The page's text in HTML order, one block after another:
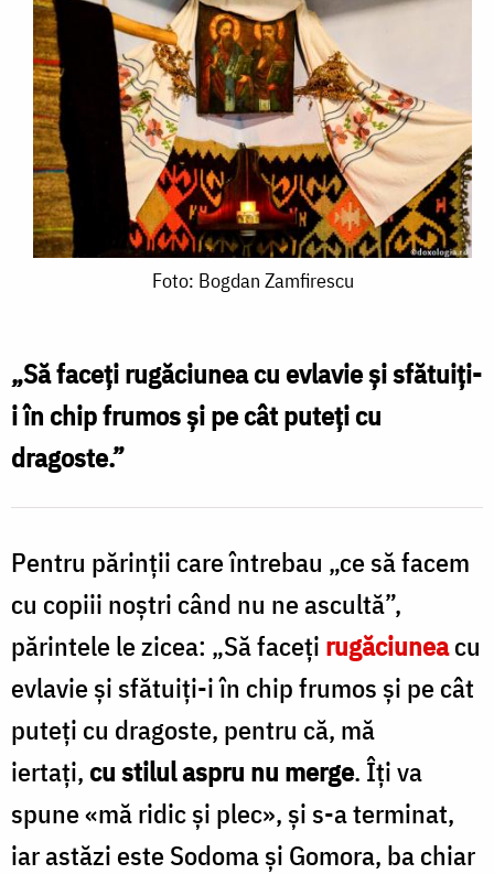
Foto: Bogdan Zamfirescu
„Să faceți rugăciunea cu evlavie și sfătuiți-
i în chip frumos și pe cât puteți cu
dragoste.”
Pentru părinții care întrebau „ce să facem
cu copiii noștri când nu ne ascultă”,
părintele le zicea: „Să faceți rugăciuneacu
evlavie și sfătuiți-i în chip frumos și pe cât
puteți cu dragoste, pentru că, mă
iertați,cu stilul aspru nu merge. Îți va
spune «mă ridic și plec», și s-a terminat,
iar astăzi este Sodoma și Gomora, ba chiar